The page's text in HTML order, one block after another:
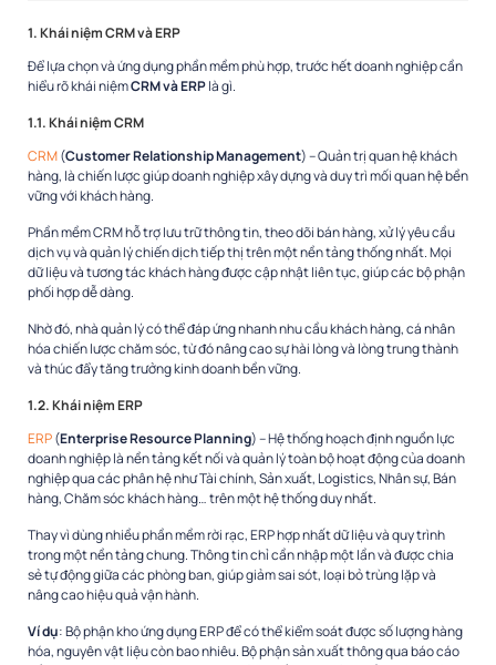
1. Khái niệm CRM và ERP
Để lựa chọn và ứng dụng phần mềm phù hợp, trước hết doanh nghiệp cần
hiểu rõ khái niệmCRM và ERPlà gì.
1.1. Khái niệm CRM
CRM(Customer Relationship Management) – Quản trị quan hệ khách
hàng, là chiến lược giúp doanh nghiệp xây dựng và duy trì mối quan hệ bền
vững với khách hàng.
Phần mềm CRM hỗ trợ lưu trữ thông tin, theo dõi bán hàng, xử lý yêu cầu
dịch vụ và quản lý chiến dịch tiếp thị trên một nền tảng thống nhất. Mọi
dữ liệu và tương tác khách hàng được cập nhật liên tục, giúp các bộ phận
phối hợp dễ dàng.
Nhờ đó, nhà quản lý có thể đáp ứng nhanh nhu cầu khách hàng, cá nhân
hóa chiến lược chăm sóc, từ đó nâng cao sự hài lòng và lòng trung thành
và thúc đẩy tăng trưởng kinh doanh bền vững.
1.2. Khái niệm ERP
ERP(Enterprise Resource Planning) – Hệ thống hoạch định nguồn lực
doanh nghiệp là nền tảng kết nối và quản lý toàn bộ hoạt động của doanh
nghiệp qua các phân hệ như Tài chính, Sản xuất, Logistics, Nhân sự, Bán
hàng, Chăm sóc khách hàng… trên một hệ thống duy nhất.
Thay vì dùng nhiều phần mềm rời rạc, ERP hợp nhất dữ liệu và quy trình
trong một nền tảng chung. Thông tin chỉ cần nhập một lần và được chia
sẻ tự động giữa các phòng ban, giúp giảm sai sót, loại bỏ trùng lặp và
nâng cao hiệu quả vận hành.
Ví dụ: Bộ phận kho ứng dụng ERP để có thể kiểm soát được số lượng hàng
hóa, nguyên vật liệu còn bao nhiêu. Bộ phận sản xuất thông qua báo cáo